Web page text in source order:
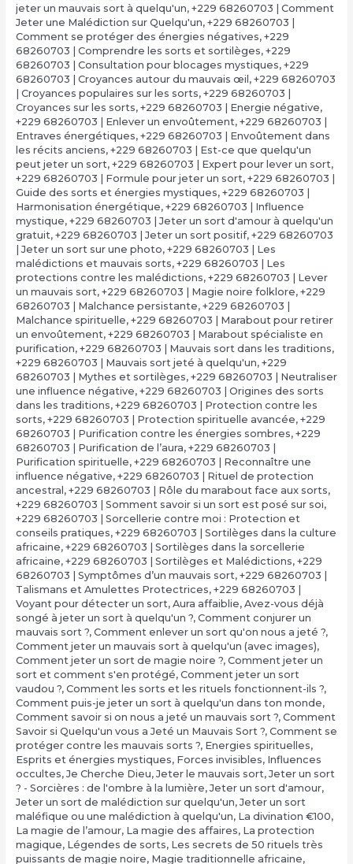
jeter un mauvais sort à quelqu'un, +229 68260703 | Comment
Jeter une Malédiction sur Quelqu'un, +229 68260703 |
Comment se protéger des énergies négatives, +229
68260703 | Comprendre les sorts et sortilèges, +229
68260703 | Consultation pour blocages mystiques, +229
68260703 | Croyances autour du mauvais œil , +229 68260703
| Croyances populaires sur les sorts, +229 68260703 |
Croyances sur les sorts, +229 68260703 | Energie négative,
+229 68260703 | Enlever un envoûtement, +229 68260703 |
Entraves énergétiques, +229 68260703 | Envoûtement dans
les récits anciens, +229 68260703 | Est-ce que quelqu'un
peut jeter un sort, +229 68260703 | Expert pour lever un sort,
+229 68260703 | Formule pour jeter un sort, +229 68260703 |
Guide des sorts et énergies mystiques, +229 68260703 |
Harmonisation énergétique, +229 68260703 | Influence
mystique, +229 68260703 | Jeter un sort d'amour à quelqu'un
gratuit, +229 68260703 | Jeter un sort positif, +229 68260703
| Jeter un sort sur une photo, +229 68260703 | Les
malédictions et mauvais sorts, +229 68260703 | Les
protections contre les malédictions, +229 68260703 | Lever
un mauvais sort, +229 68260703 | Magie noire folklore, +229
68260703 | Malchance persistante, +229 68260703 |
Malchance spirituelle, +229 68260703 | Marabout pour retirer
un envoûtement, +229 68260703 | Marabout spécialiste en
purification, +229 68260703 | Mauvais sort dans les traditions,
+229 68260703 | Mauvais sort jeté à quelqu'un, +229
68260703 | Mythes et sortilèges, +229 68260703 | Neutraliser
une influence négative, +229 68260703 | Origines des sorts
dans les traditions, +229 68260703 | Protection contre les
sorts, +229 68260703 | Protection spirituelle avancée, +229
68260703 | Purification contre les énergies sombres, +229
68260703 | Purification de l’aura, +229 68260703 |
Purification spirituelle, +229 68260703 | Reconnaître une
influence négative, +229 68260703 | Rituel de protection
ancestral , +229 68260703 | Rôle du marabout face aux sorts,
+229 68260703 | Somment savoir si un sort est posé sur soi,
+229 68260703 | Sorcellerie contre moi : Protection et
conseils pratiques, +229 68260703 | Sortilèges dans la culture
africaine, +229 68260703 | Sortilèges dans la sorcellerie
africaine, +229 68260703 | Sortilèges et Malédictions, +229
68260703 | Symptômes d’un mauvais sort, +229 68260703 |
Talismans et Amulettes Protectrices, +229 68260703 |
Voyant pour détecter un sort, Aura affaiblie, Avez-vous déjà
songé à jeter un sort à quelqu'un ?, Comment conjurer un
mauvais sort ?, Comment enlever un sort qu'on nous a jeté ?,
Comment jeter un mauvais sort à quelqu'un (avec images),
Comment jeter un sort de magie noire ?, Comment jeter un
sort et comment s'en protégé, Comment jeter un sort
vaudou ?, Comment les sorts et les rituels fonctionnent-ils ?,
Comment puis-je jeter un sort à quelqu'un dans ton monde,
Comment savoir si on nous a jeté un mauvais sort ?, Comment
Savoir si Quelqu'un vous a Jeté un Mauvais Sort ?, Comment se
protéger contre les mauvais sorts ?, Energies spirituelles,
Esprits et énergies mystiques, Forces invisibles, Influences
occultes, Je Cherche Dieu, Jeter le mauvais sort, Jeter un sort
? - Sorcières : de l'ombre à la lumière, Jeter un sort d'amour,
Jeter un sort de malédiction sur quelqu'un, Jeter un sort
maléfique ou une malédiction à quelqu'un, La divination €100,
‎La magie de l’amour, ‎La magie des affaires, ‎La protection
magique, Légendes de sorts, Les secrets de 50 rituels très
puissants de magie noire, Magie traditionnelle africaine,